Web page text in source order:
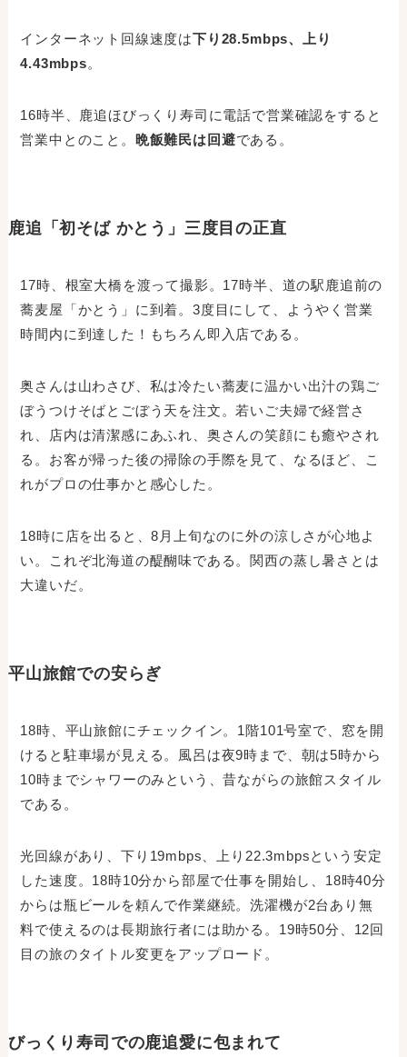
インターネット回線速度は下り28.5mbps、上り
4.43mbps。
16時半、鹿追ほびっくり寿司に電話で営業確認をすると
営業中とのこと。 晩飯難民は回避である。
鹿追「初そば かとう」三度目の正直
17時、根室大橋を渡って撮影。17時半、道の駅鹿追前の
蕎麦屋「かとう」に到着。3度目にして、ようやく営業
時間内に到達した！もちろん即入店である。
奥さんは山わさび、私は冷たい蕎麦に温かい出汁の鶏ご
ぼうつけそばとごぼう天を注文。若いご夫婦で経営さ
れ、店内は清潔感にあふれ、奥さんの笑顔にも癒やされ
る。お客が帰った後の掃除の手際を見て、なるほど、こ
れがプロの仕事かと感心した。
18時に店を出ると、8月上旬なのに外の涼しさが心地よ
い。これぞ北海道の醍醐味である。関西の蒸し暑さとは
大違いだ。
平山旅館での安らぎ
18時、平山旅館にチェックイン。1階101号室で、窓を開
けると駐車場が見える。風呂は夜9時まで、朝は5時から
10時までシャワーのみという、昔ながらの旅館スタイル
である。
光回線があり、下り19mbps、上り22.3mbpsという安定
した速度。18時10分から部屋で仕事を開始し、18時40分
からは瓶ビールを頼んで作業継続。洗濯機が2台あり無
料で使えるのは長期旅行者には助かる。19時50分、12回
目の旅のタイトル変更をアップロード。
びっくり寿司での鹿追愛に包まれて